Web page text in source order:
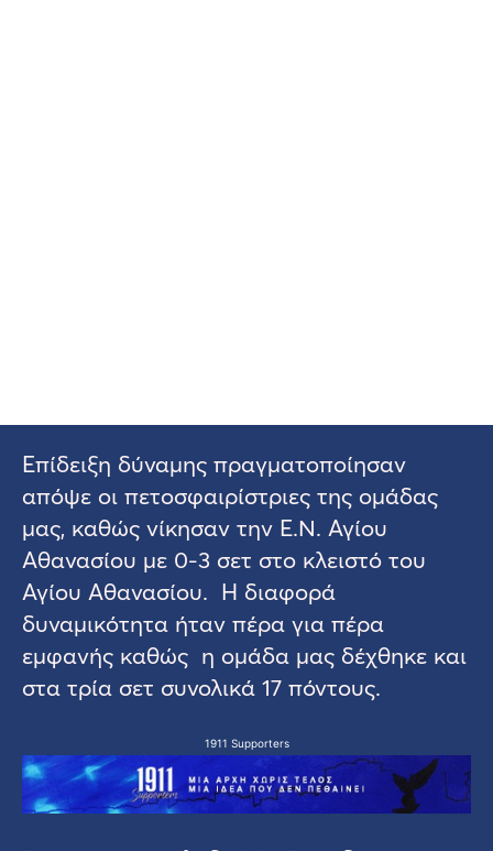
Επίδειξη δύναμης πραγματοποίησαν
απόψε οι πετοσφαιρίστριες της ομάδας
μας, καθώς νίκησαν την Ε.Ν. Αγίου
Αθανασίου με 0-3 σετ στο κλειστό του
Αγίου Αθανασίου. Η διαφορά
δυναμικότητα ήταν πέρα για πέρα
εμφανής καθώς η ομάδα μας δέχθηκε και
στα τρία σετ συνολικά 17 πόντους.
1911 Supporters